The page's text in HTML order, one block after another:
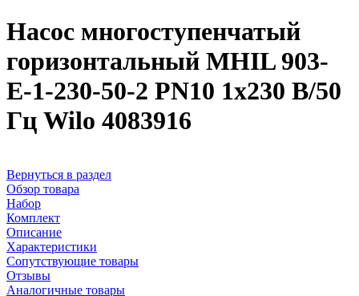
Насос многоступенчатый
горизонтальный MHIL 903-
E-1-230-50-2 PN10 1х230 В/50
Гц Wilo 4083916
Вернуться в раздел
Обзор товара
Набор
Комплект
Описание
Характеристики
Сопутствующие товары
Отзывы
Аналогичные товары